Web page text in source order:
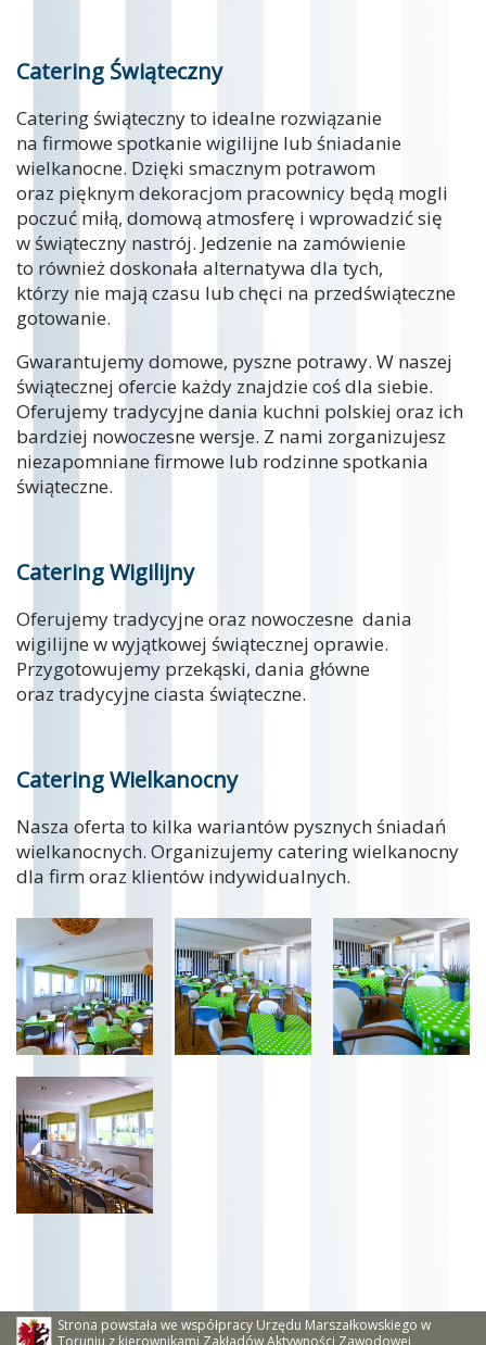
Catering Świąteczny
Catering świąteczny to idealne rozwiązanie
na firmowe spotkanie wigilijne lub śniadanie
wielkanocne. Dzięki smacznym potrawom
oraz pięknym dekoracjom pracownicy będą mogli
poczuć miłą, domową atmosferę i wprowadzić się
w świąteczny nastrój. Jedzenie na zamówienie
to również doskonała alternatywa dla tych,
którzy nie mają czasu lub chęci na przedświąteczne
gotowanie.
Gwarantujemy domowe, pyszne potrawy. W naszej
świątecznej ofercie każdy znajdzie coś dla siebie.
Oferujemy tradycyjne dania kuchni polskiej oraz ich
bardziej nowoczesne wersje. Z nami zorganizujesz
niezapomniane firmowe lub rodzinne spotkania
świąteczne.
Catering Wigilijny
Oferujemy tradycyjne oraz nowoczesne dania
wigilijne w wyjątkowej świątecznej oprawie.
Przygotowujemy przekąski, dania główne
oraz tradycyjne ciasta świąteczne.
Catering Wielkanocny
Nasza oferta to kilka wariantów pysznych śniadań
wielkanocnych. Organizujemy catering wielkanocny
dla firm oraz klientów indywidualnych.
Strona powstała we współpracy Urzędu Marszałkowskiego w